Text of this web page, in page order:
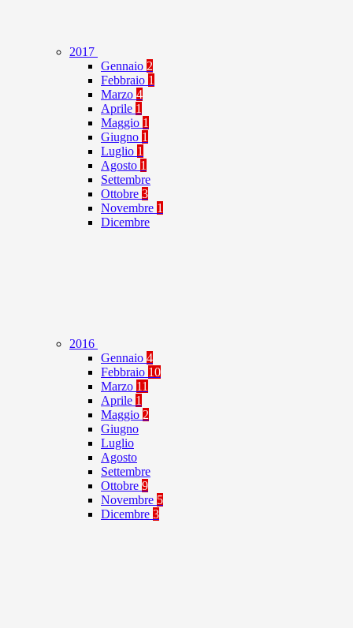
2017
Gennaio 2
Febbraio 1
Marzo 4
Aprile 1
Maggio 1
Giugno 1
Luglio 1
Agosto 1
Settembre
Ottobre 3
Novembre 1
Dicembre
2016
Gennaio 4
Febbraio 10
Marzo 11
Aprile 1
Maggio 2
Giugno
Luglio
Agosto
Settembre
Ottobre 9
Novembre 5
Dicembre 3